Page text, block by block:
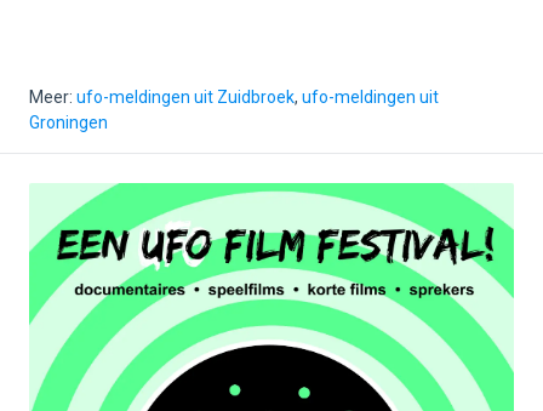
Meer: ufo-meldingen uit Zuidbroek, ufo-meldingen uit
Groningen